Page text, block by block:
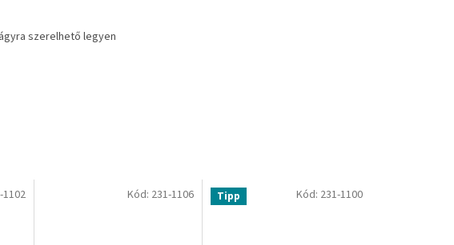
1102 Kód: 231-1106 Tipp Kód: 231-1100
szerelhető legyen